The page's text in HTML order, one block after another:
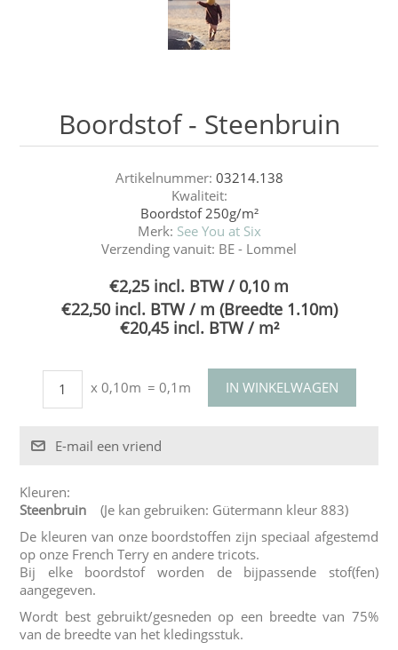
Boordstof - Steenbruin
Artikelnummer: 03214.138
Kwaliteit:
Boordstof 250g/m²
Merk: See You at Six
Verzending vanuit: BE - Lommel
€2,25 incl. BTW / 0,10 m
€22,50 incl. BTW / m (Breedte 1.10m)
€20,45 incl. BTW / m²
x 0,10m = 0,1m
Kleuren:
Steenbruin (Je kan gebruiken: Gütermann kleur 883)
De kleuren van onze boordstoffen zijn speciaal afgestemd
op onze French Terry en andere tricots.
Bij elke boordstof worden de bijpassende stof(fen)
aangegeven.
Wordt best gebruikt/gesneden op een breedte van 75%
van de breedte van het kledingsstuk.